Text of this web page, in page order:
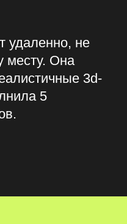
удаленно, не
месту. Она
3d-
5